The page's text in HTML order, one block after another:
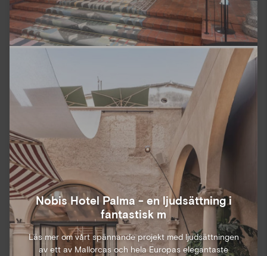
Nobis Hotel Palma - en ljudsättning i
fantastisk m
Läs mer om vårt spännande projekt med ljudsättningen
av ett av Mallorcas och hela Europas elegantaste